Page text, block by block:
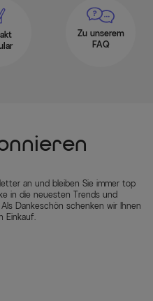
Zu unserem
FAQ
an und bleiben Sie immer top
in die neuesten Trends und
Dankeschön schenken wir Ihnen
Einkauf.